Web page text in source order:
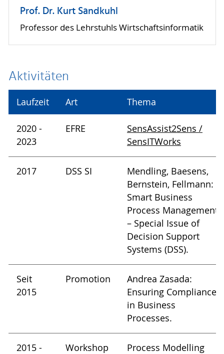
Prof. Dr. Kurt Sandkuhl
Professor des Lehrstuhls Wirtschaftsinformatik
Aktivitäten
Laufzeit Art Thema
2020 -
2023
EFRE
SensAssist2Sens /
SensITWorks
2017 DSS SI
Mendling, Baesens,
Bernstein, Fellmann:
Smart Business
Process Management
– Special Issue of
Decision Support
Systems (DSS).
Seit
2015
Promotion
Andrea Zasada:
Ensuring Compliance
in Business
Processes.
2015 -
Workshop
Process Modelling